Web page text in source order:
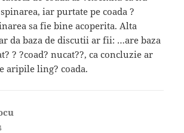
iar purtate pe coada ?
sa fie bine acoperita. Alta
da baza de discutii ar fii: …are baza
? ?coad? nucat??, ca concluzie ar
aripile ling? coada.